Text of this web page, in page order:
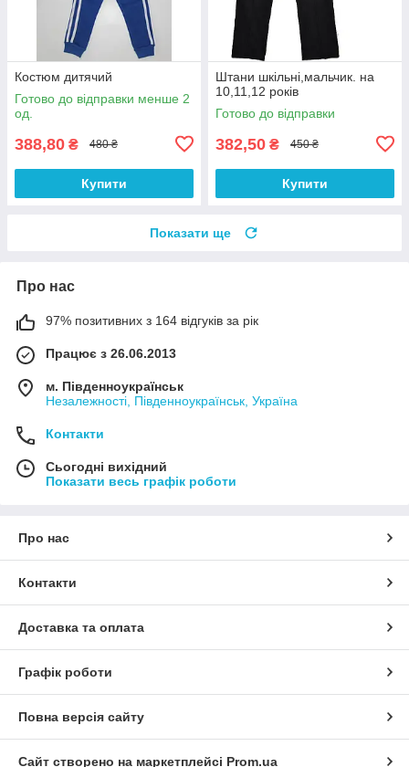
Костюм дитячий
Готово до відправки менше 2
од.
388,80 ₴ 480 ₴
Купити
Штани шкільні,мальчик. на
10,11,12 років
Готово до відправки
382,50 ₴ 450 ₴
Купити
Показати ще
Про нас
97% позитивних з 164 відгуків за рік
Працює з 26.06.2013
м. Південноукраїнськ
Незалежності, Південноукраїнськ, Україна
Контакти
Сьогодні вихідний
Показати весь графік роботи
Про нас
Контакти
Доставка та оплата
Графік роботи
Повна версія сайту
Сайт створено на маркетплейсі Prom.ua